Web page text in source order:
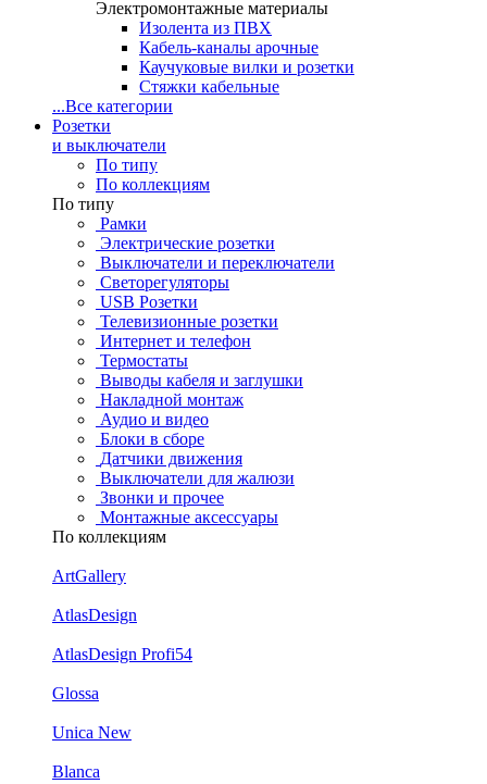
Электромонтажные материалы
Изолента из ПВХ
Кабель-каналы арочные
Каучуковые вилки и розетки
Стяжки кабельные
...Все категории
Розетки
и выключатели
По типу
По коллекциям
По типу
Рамки
Электрические розетки
Выключатели и переключатели
Светорегуляторы
USB Розетки
Телевизионные розетки
Интернет и телефон
Термостаты
Выводы кабеля и заглушки
Накладной монтаж
Аудио и видео
Блоки в сборе
Датчики движения
Выключатели для жалюзи
Звонки и прочее
Монтажные аксессуары
По коллекциям
ArtGallery
AtlasDesign
AtlasDesign Profi54
Glossa
Unica New
Blanca